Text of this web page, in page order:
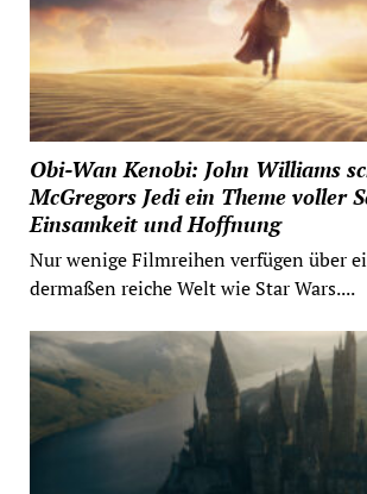
Obi-Wan Kenobi: John Williams
McGregors Jedi ein Theme voller
Einsamkeit und Hoffnung
Nur wenige Filmreihen verfügen über
dermaßen reiche Welt wie Star Wars....